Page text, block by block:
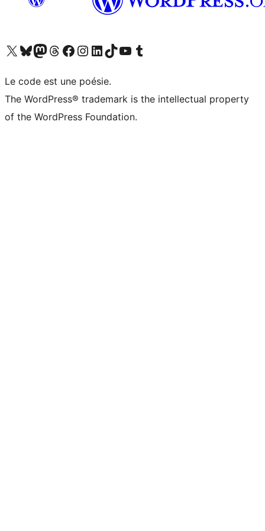
Visitez notre compte X (précédemment Twitter)
Visiter notre compte Bluesky
Visiter notre compte Mastodon
Visiter notre compte Threads
Consulter notre compte Facebook
Consulter notre compte Instagram
Consulter notre compte LinkedIn
Visiter notre compte TokTok
Visiter notre chaîne YouTube
Visiter notre compte Tumblr
Le code est une poésie.
The WordPress® trademark is the intellectual property
of the WordPress Foundation.